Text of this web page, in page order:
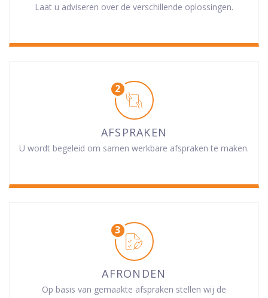
Laat u adviseren over de verschillende oplossingen.
AFSPRAKEN
U wordt begeleid om samen werkbare afspraken te maken.
AFRONDEN
Op basis van gemaakte afspraken stellen wij de